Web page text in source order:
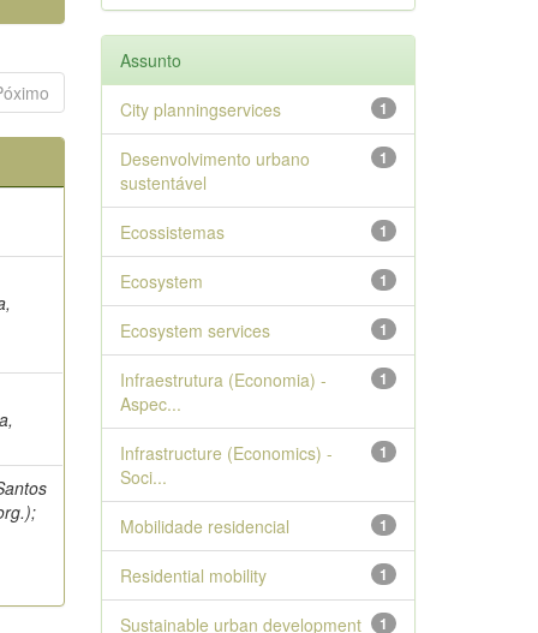
Assunto
1
City planningservices
1
Desenvolvimento urbano
sustentável
1
Ecossistemas
1
Ecosystem
1
Ecosystem services
1
Infraestrutura (Economia) -
Aspec...
1
Infrastructure (Economics) -
Soci...
1
Mobilidade residencial
1
Residential mobility
1
Sustainable urban development